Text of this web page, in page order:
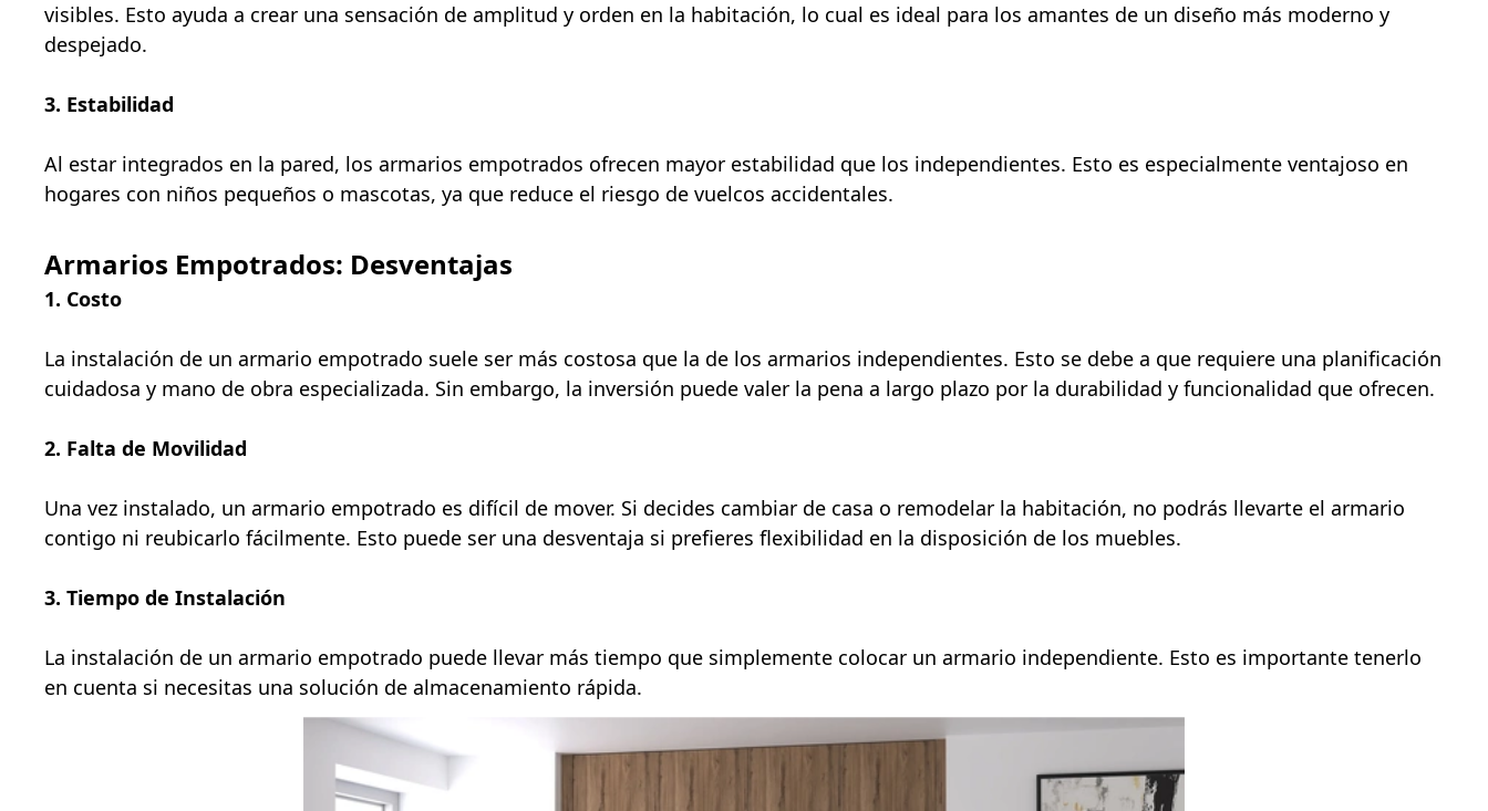
visibles. Esto ayuda a crear una sensación de amplitud y orden en la habitación, lo cual es ideal para los amantes de un diseño más moderno y
despejado.
3. Estabilidad
Al estar integrados en la pared, los armarios empotrados ofrecen mayor estabilidad que los independientes. Esto es especialmente ventajoso en
hogares con niños pequeños o mascotas, ya que reduce el riesgo de vuelcos accidentales.
Armarios Empotrados: Desventajas
1. Costo
La instalación de un armario empotrado suele ser más costosa que la de los armarios independientes. Esto se debe a que requiere una planificación
cuidadosa y mano de obra especializada. Sin embargo, la inversión puede valer la pena a largo plazo por la durabilidad y funcionalidad que ofrecen.
2. Falta de Movilidad
Una vez instalado, un armario empotrado es difícil de mover. Si decides cambiar de casa o remodelar la habitación, no podrás llevarte el armario
contigo ni reubicarlo fácilmente. Esto puede ser una desventaja si prefieres flexibilidad en la disposición de los muebles.
3. Tiempo de Instalación
La instalación de un armario empotrado puede llevar más tiempo que simplemente colocar un armario independiente. Esto es importante tenerlo
en cuenta si necesitas una solución de almacenamiento rápida.